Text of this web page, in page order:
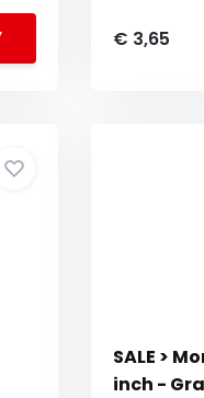
€ 3,65
SALE >
inch -